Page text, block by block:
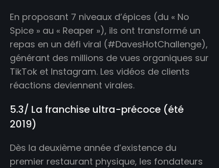
En proposant 7 niveaux d’épices (du « No
Spice » au « Reaper »), ils ont transformé un
repas en un défi viral (#DavesHotChallenge),
générant des millions de vues organiques sur
TikTok et Instagram. Les vidéos de clients
réactions deviennent virales.
5.3/ La franchise ultra-précoce (été
2019)
Dès la deuxième année d’existence du
premier restaurant physique, les fondateurs